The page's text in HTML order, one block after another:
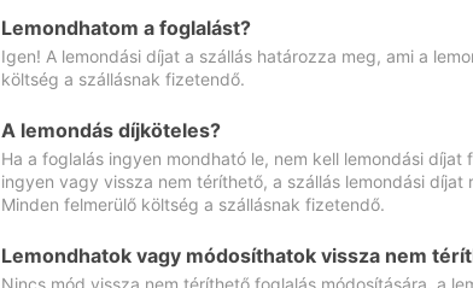
Lemondhatom a foglalást?
Igen! A lemondási díjat a szállás határozza meg, ami a
költség a szállásnak fizetendő.
A lemondás díjköteles?
Ha a foglalás ingyen mondható le, nem kell lemondási
ingyen vagy vissza nem téríthető, a szállás lemondási
Minden felmerülő költség a szállásnak fizetendő.
Lemondhatok vagy módosíthatok vissza nem
Nincs mód vissza nem téríthető foglalás módosítására, a